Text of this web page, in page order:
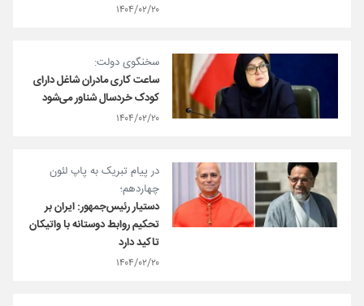
۱۴۰۴/۰۲/۲۰
سخنگوی دولت:
ساعت کاری مادران شاغل دارای
کودک خردسال شناور می‌شود
۱۴۰۴/۰۲/۲۰
در پیام تبریک به پاپ لئون
چهاردهم؛
دستیار رئیس‌جمهور: ایران بر
تحکیم روابط دوستانه با واتیکان
تاکید دارد
۱۴۰۴/۰۲/۲۰